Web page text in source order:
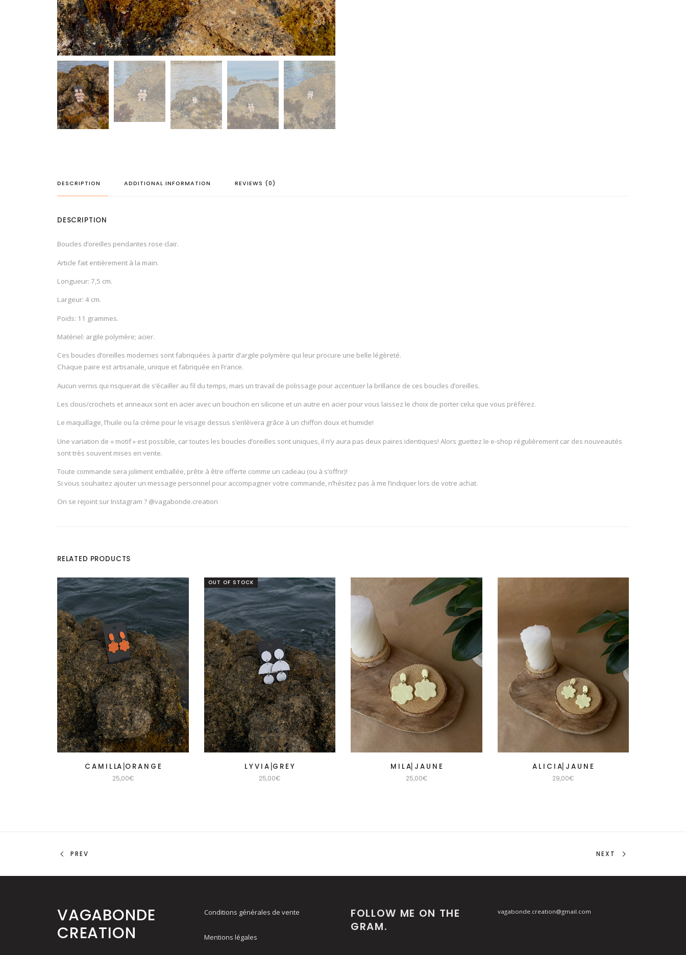
DESCRIPTION ADDITIONAL INFORMATION REVIEWS (0)
DESCRIPTION
Boucles d’oreilles pendantes rose clair.
Article fait entièrement à la main.
Longueur: 7,5 cm.
Largeur: 4 cm.
Poids: 11 grammes.
Matériel: argile polymère; acier.
Ces boucles d’oreilles modernes sont fabriquées à partir d’argile polymère qui leur procure une belle légèreté.
Chaque paire est artisanale, unique et fabriquée en France.
Aucun vernis qui risquerait de s’écailler au fil du temps, mais un travail de polissage pour accentuer la brillance de ces boucles d’oreilles.
Les clous/crochets et anneaux sont en acier avec un bouchon en silicone et un autre en acier pour vous laissez le choix de porter celui que vous préférez.
Le maquillage, l’huile ou la crème pour le visage dessus s’enlèvera grâce à un chiffon doux et humide!
Une variation de « motif » est possible, car toutes les boucles d’oreilles sont uniques, il n’y aura pas deux paires identiques! Alors guettez le e-shop régulièrement car des nouveautés
sont très souvent mises en vente.
Toute commande sera joliment emballée, prête à être offerte comme un cadeau (ou à s’offrir)!
Si vous souhaitez ajouter un message personnel pour accompagner votre commande, n’hésitez pas à me l’indiquer lors de votre achat.
On se rejoint sur Instagram ? @vagabonde.creation
RELATED PRODUCTS
C A M I L LA⎟O R A N G E
25,00€
OUT OF STOCK
L Y V I A⎟G R E Y
25,00€
M I L A⎜J A U N E
25,00€
A L I C I A⎜J A U N E
29,00€
PREV NEXT
VAGABONDE
CREATION
Conditions générales de vente
Mentions légales
FOLLOW ME ON THE
GRAM.
vagabonde.creation@gmail.com